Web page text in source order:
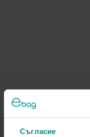
Съгласие